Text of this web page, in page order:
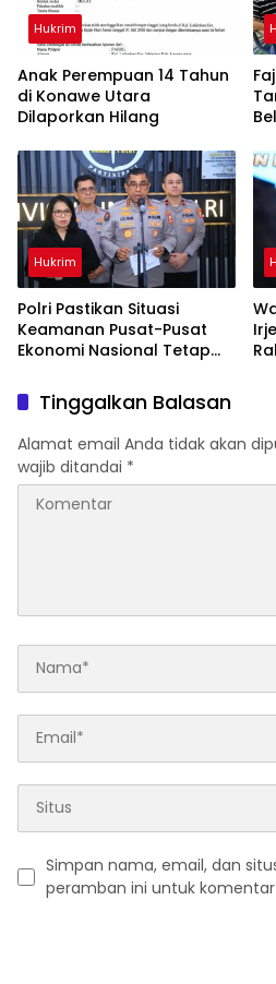
Hukrim
Anak Perempuan 14 Tahun
di Konawe Utara
Dilaporkan Hilang
Hukrim
Polri Pastikan Situasi
Keamanan Pusat-Pusat
Ekonomi Nasional Tetap
Tinggalkan Balasan
Alamat email Anda tidak akan
wajib ditandai *
Simpan nama, email, dan
peramban ini untuk